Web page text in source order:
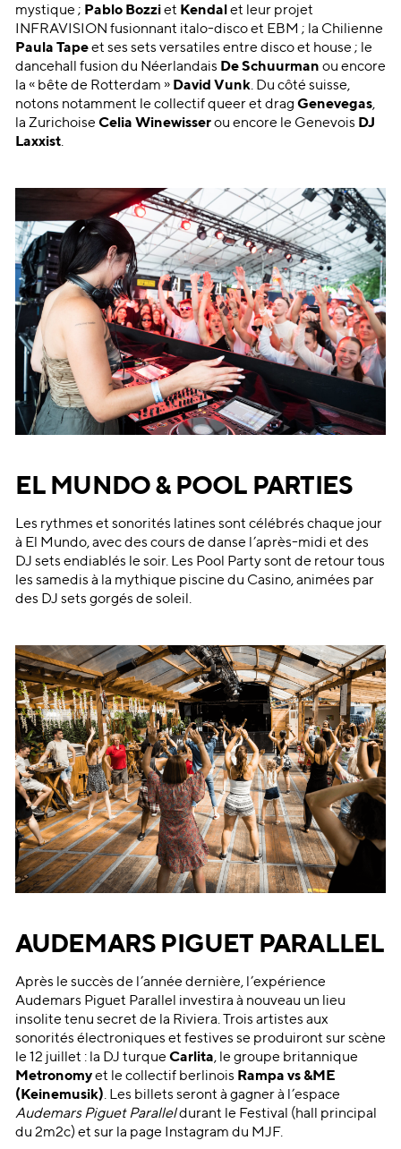
mystique ; Pablo Bozziet Kendal et leur projet
INFRAVISION fusionnant italo-disco et EBM ; la Chilienne
Paula Tapeet ses sets versatiles entre disco et house ; le
dancehall fusion du Néerlandais De Schuurman ou encore
la « bête de Rotterdam » David Vunk. Du côté suisse,
notons notamment le collectif queer et drag Genevegas,
la Zurichoise Celia Winewisserou encore le Genevois DJ
Laxxist.
EL MUNDO & POOL PARTIES
Les rythmes et sonorités latines sont célébrés chaque jour
à El Mundo, avec des cours de danse l’après-midi et des
DJ sets endiablés le soir. Les Pool Party sont de retour tous
les samedis à la mythique piscine du Casino, animées par
des DJ sets gorgés de soleil.
AUDEMARS PIGUET PARALLEL
Après le succès de l’année dernière, l’expérience
Audemars Piguet Parallel investira à nouveau un lieu
insolite tenu secret de la Riviera. Trois artistes aux
sonorités électroniques et festives se produiront sur scène
le 12 juillet : la DJ turque Carlita, le groupe britannique
Metronomyet le collectif berlinois Rampa vs &ME
(Keinemusik). Les billets seront à gagner à l’espace
Audemars Piguet Paralleldurant le Festival (hall principal
du 2m2c) et sur la page Instagram du MJF.